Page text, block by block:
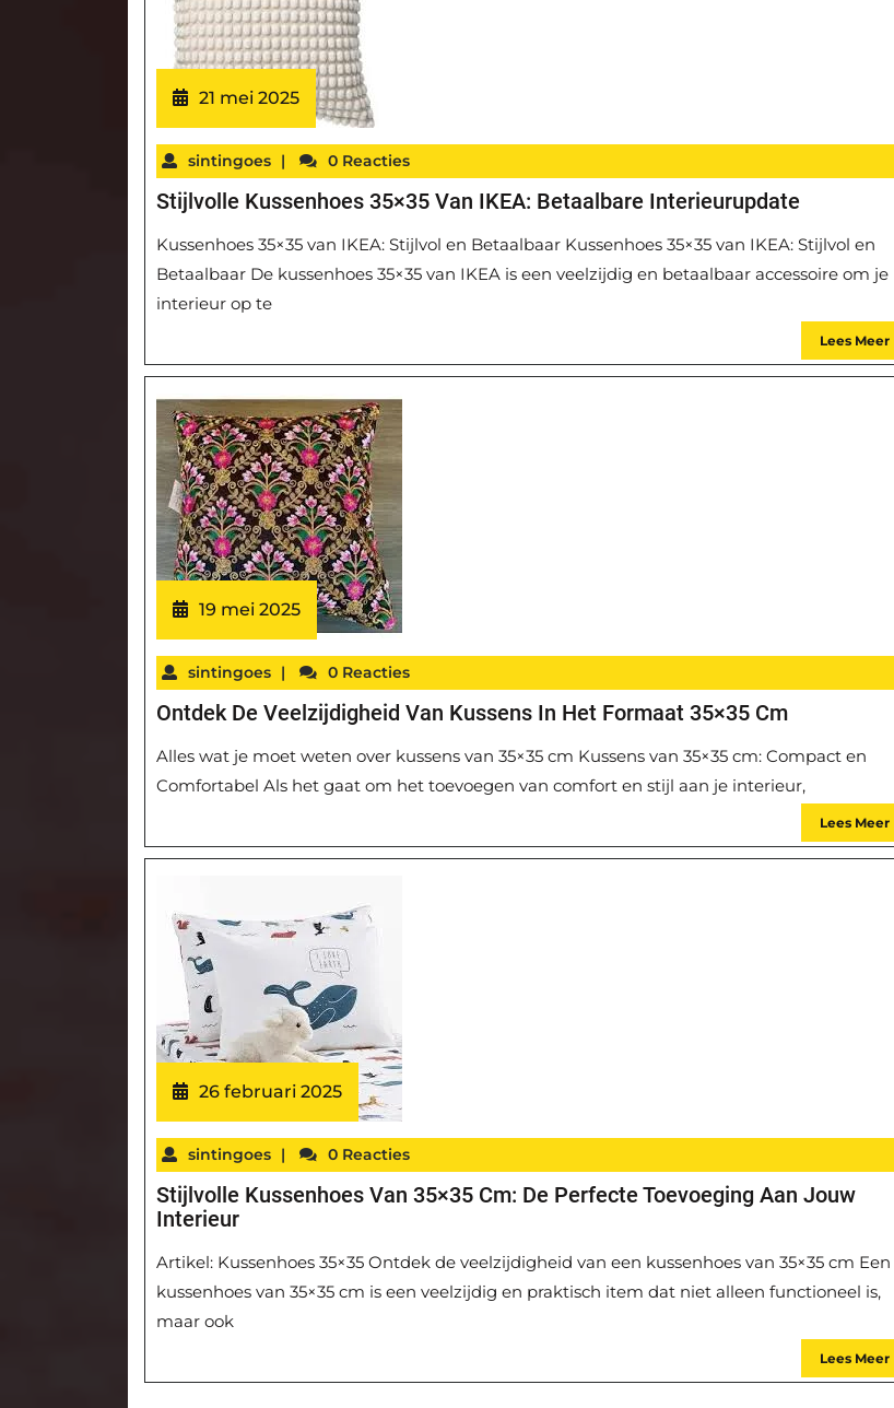
21 mei 2025
sintingoes | 0 Reacties
Stijlvolle Kussenhoes 35×35 Van IKEA: Betaalbare Interieurupdate
Kussenhoes 35×35 van IKEA: Stijlvol en Betaalbaar Kussenhoes 35×35 van IKEA: Stijlvol en
Betaalbaar De kussenhoes 35×35 van IKEA is een veelzijdig en betaalbaar accessoire om je
interieur op te
Lees Meer
19 mei 2025
sintingoes | 0 Reacties
Ontdek De Veelzijdigheid Van Kussens In Het Formaat 35×35 Cm
Alles wat je moet weten over kussens van 35×35 cm Kussens van 35×35 cm: Compact en
Comfortabel Als het gaat om het toevoegen van comfort en stijl aan je interieur,
Lees Meer
26 februari 2025
sintingoes | 0 Reacties
Stijlvolle Kussenhoes Van 35×35 Cm: De Perfecte Toevoeging Aan Jouw
Interieur
Artikel: Kussenhoes 35×35 Ontdek de veelzijdigheid van een kussenhoes van 35×35 cm Een
kussenhoes van 35×35 cm is een veelzijdig en praktisch item dat niet alleen functioneel is,
maar ook
Lees Meer